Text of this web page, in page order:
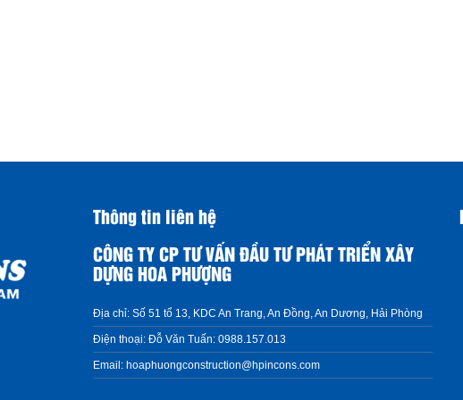
Thông tin liên hệ
CÔNG TY CP TƯ VẤN ĐẦU TƯ PHÁT TRIỂN XÂY
DỰNG HOA PHƯỢNG
Địa chỉ: Số 51 tổ 13, KDC An Trang, An Đồng, An Dương, Hải Phòng
Điện thoại: Đỗ Văn Tuấn: 0988.157.013
Email: hoaphuongconstruction@hpincons.com